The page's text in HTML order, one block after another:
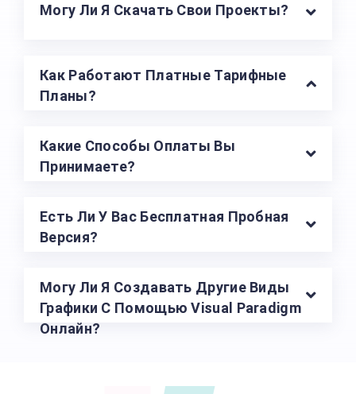
Могу Ли Я Скачать Свои Проекты?
Как Работают Платные Тарифные
Планы?
Какие Способы Оплаты Вы
Принимаете?
Есть Ли У Вас Бесплатная Пробная
Версия?
Могу Ли Я Создавать Другие Виды
Графики С Помощью Visual Paradigm
Онлайн?